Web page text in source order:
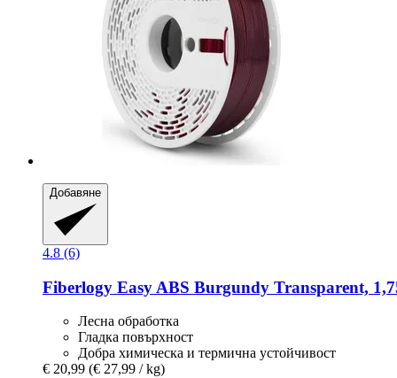
Добавяне
4.8 (6)
Fiberlogy Easy ABS Burgundy Transparent,
Лесна обработка
Гладка повърхност
Добра химическа и термична устойчивост
€ 20,99 (€ 27,99 / kg)